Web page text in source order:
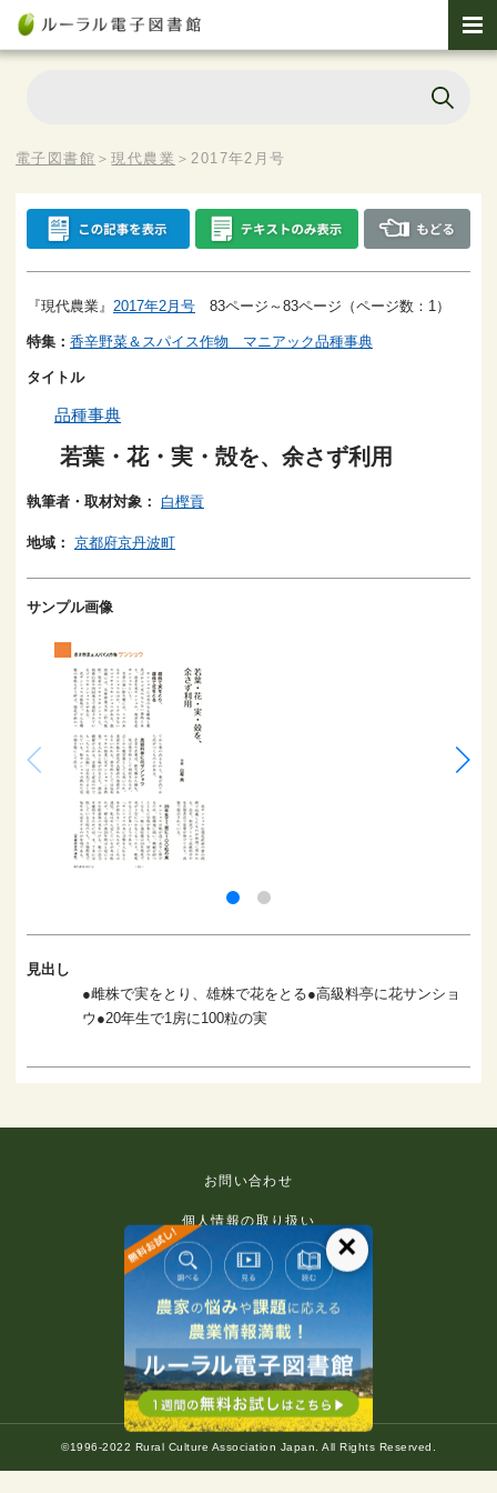
電子図書館 ＞現代農業 ＞2017年2月号
『現代農業』 2017年2月号 83ページ～83ページ（ページ数：1）
特集： 香辛野菜＆スパイス作物 マニアック品種事典
タイトル
品種事典
若葉・花・実・殻を、余さず利用
執筆者・取材対象： 白樫貢
地域： 京都府京丹波町
サンプル画像
見出し
●雌株で実をとり、雄株で花をとる●高級料亭に花サンショ
ウ●20年生で1房に100粒の実
お問い合わせ
個人情報の取り扱い
免責事項
利用規約
推奨環境
著作権等について
©1996-2022 Rural Culture Association Japan. All Rights Reserved.
×